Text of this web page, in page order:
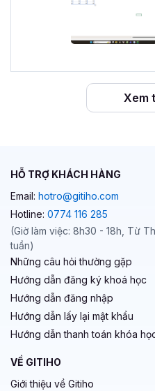
Xem
HỖ TRỢ KHÁCH HÀNG
Email: hotro@gitiho.com
Hotline: 0774 116 285
(Giờ làm việc: 8h30 - 18h, Từ
tuần)
Những câu hỏi thường gặp
Hướng dẫn đăng ký khoá học
Hướng dẫn đăng nhập
Hướng dẫn lấy lại mật khẩu
Hướng dẫn thanh toán khóa
VỀ GITIHO
Giới thiệu về Gitiho